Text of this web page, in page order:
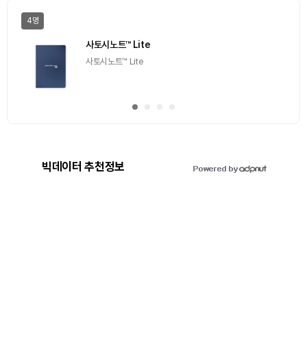
4명
사토시노트™ Lite
사토시노트™ Lite
빅데이터 추천정보